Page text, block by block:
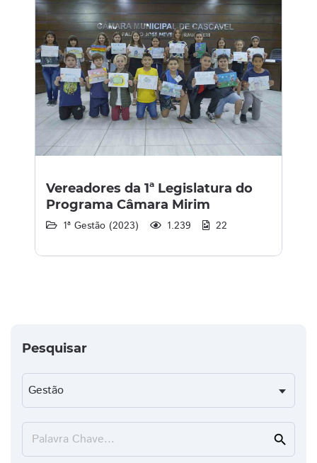
Vereadores da 1ª Legislatura do
Programa Câmara Mirim
1ª Gestão (2023) 1.239 22
Pesquisar
Palavra Chave... search